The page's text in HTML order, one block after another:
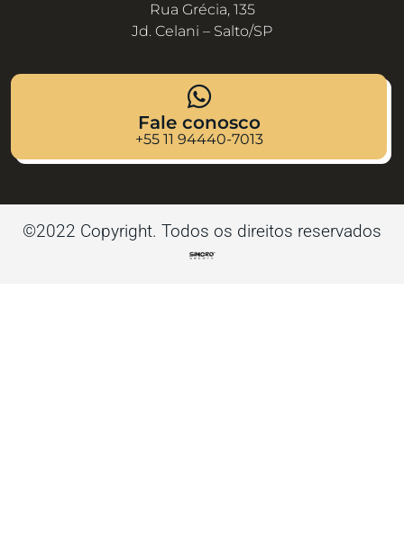
Rua Grécia, 135
Jd. Celani – Salto/SP
Fale conosco
+55 11 94440-7013
©2022 Copyright. Todos os direitos reservados